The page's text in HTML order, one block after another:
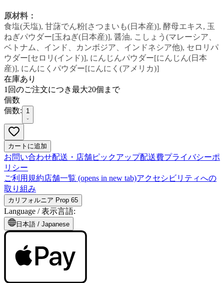
原材料：
食塩(天塩), 甘藷でん粉[さつまいも(日本産)], 酵母エキス, 玉
ねぎパウダー[玉ねぎ(日本産)], 醤油, こしょう(マレーシア、
ベトナム、インド、カンボジア、インドネシア他), セロリパ
ウダー[セロリ(インド)], にんじんパウダー[にんじん(日本
産)], にんにくパウダー[にんにく(アメリカ)]
在庫あり
1回のご注文につき最大20個まで
個数
個数:
1
カートに追加
お問い合わせ配送・店舗ピックアップ配送費プライバシーポ
リシー
ご利用規約店舗一覧 (opens in new tab)アクセシビリティへの
取り組み
カリフォルニア Prop 65
Language /表示言語:
日本語 / Japanese